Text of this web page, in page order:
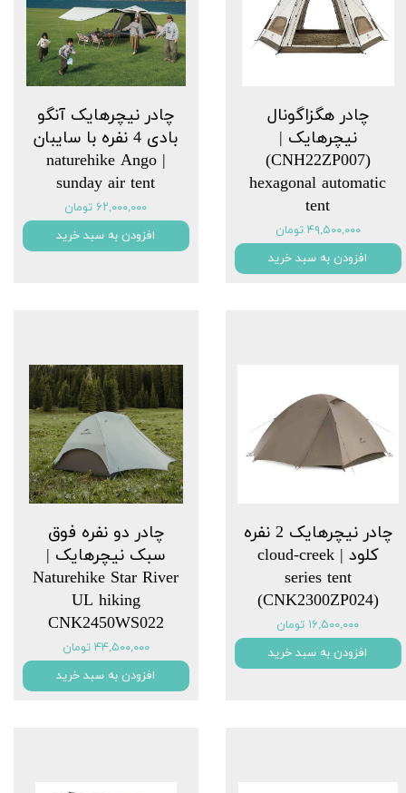
چادر هگزاگونال
نیچرهایک |
(CNH22ZP007)
hexagonal automatic
tent
۴۹,۵۰۰,۰۰۰ تومان
افزودن به سبد خرید
چادر نیچرهایک آنگو
بادی 4 نفره با سایبان
| ‏naturehike Ango
sunday air tent
۶۲,۰۰۰,۰۰۰ تومان
افزودن به سبد خرید
چادر نیچرهایک 2 نفره
کلود | cloud-creek
series tent
(CNK2300ZP024)
۱۶,۵۰۰,۰۰۰ تومان
افزودن به سبد خرید
چادر دو نفره فوق
سبک نیچرهایک |
Naturehike Star River
UL hiking
CNK2450WS022
۴۴,۵۰۰,۰۰۰ تومان
افزودن به سبد خرید